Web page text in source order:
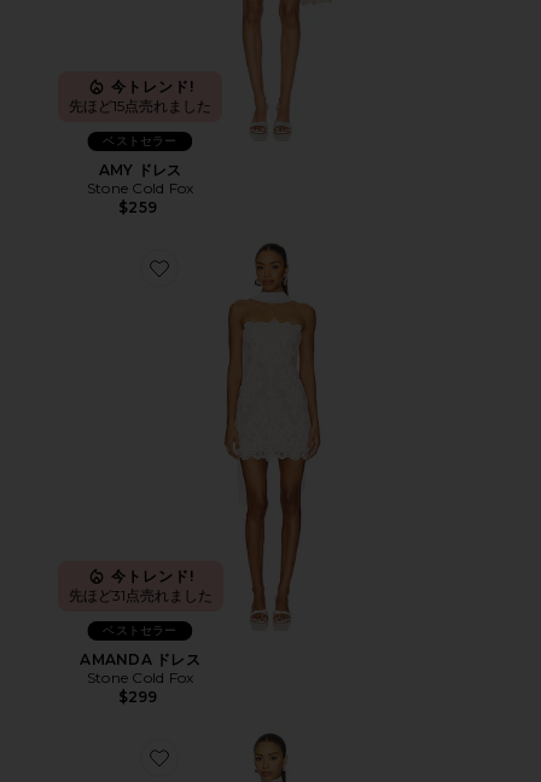
今トレンド!
先ほど15点売れました
ベストセラー
AMY ドレス
Stone Cold Fox
$259
Favorite AMANDA ドレス
今トレンド!
先ほど31点売れました
ベストセラー
AMANDA ドレス
Stone Cold Fox
$299
Favorite OLLIE ドレス